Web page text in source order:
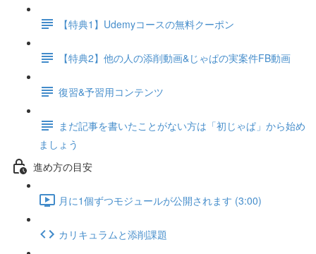
【特典1】Udemyコースの無料クーポン
【特典2】他の人の添削動画&じゃぱの実案件FB動画
復習&予習用コンテンツ
まだ記事を書いたことがない方は「初じゃぱ」から始め
ましょう
進め方の目安
月に1個ずつモジュールが公開されます (3:00)
カリキュラムと添削課題